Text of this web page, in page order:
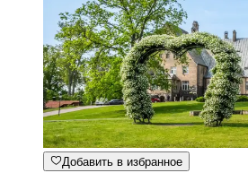
Добавить в избранное